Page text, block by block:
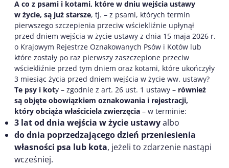
A co z psami i kotami, które w dniu wejścia ustawy
w życie, są już starsze, tj. – z psami, których termin
pierwszego szczepienia przeciw wściekliźnie upłynął
przed dniem wejścia w życie ustawy z dnia 15 maja 2026 r.
o Krajowym Rejestrze Oznakowanych Psów i Kotów lub
które zostały po raz pierwszy zaszczepione przeciw
wściekliźnie przed tym dniem oraz kotami, które ukończyły
3 miesiąc życia przed dniem wejścia w życie ww. ustawy?
Te psy i koty – zgodnie z art. 26 ust. 1 ustawy – również
są objęte obowiązkiem oznakowania i rejestracji,
który obciąża właściciela zwierzęcia – w terminie:
3 lat od dnia wejścia w życie ustawyalbo
do dnia poprzedzającego dzień przeniesienia
własności psa lub kota, jeżeli to zdarzenie nastąpi
wcześniej.